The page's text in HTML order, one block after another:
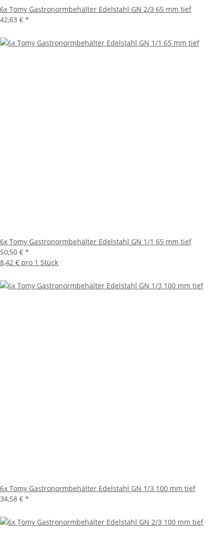
6x Tomy Gastronormbehälter Edelstahl GN 2/3 65 mm tief
42,63 € *
6x Tomy Gastronormbehälter Edelstahl GN 1/1 65 mm tief
50,50 € *
8,42 € pro 1 Stück
6x Tomy Gastronormbehälter Edelstahl GN 1/3 100 mm tief
34,58 € *